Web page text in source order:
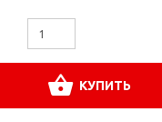
КУПИТЬ